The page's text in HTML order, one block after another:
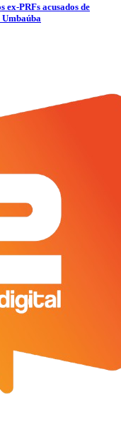
PRFs acusados de